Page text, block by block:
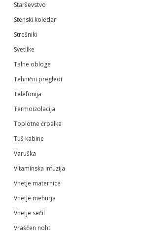
Starševstvo
Stenski koledar
Strešniki
Svetilke
Talne obloge
Tehnični pregledi
Telefonija
Termoizolacija
Toplotne črpalke
Tuš kabine
Varuška
Vitaminska infuzija
Vnetje maternice
Vnetje mehurja
Vnetje sečil
Vraščen noht